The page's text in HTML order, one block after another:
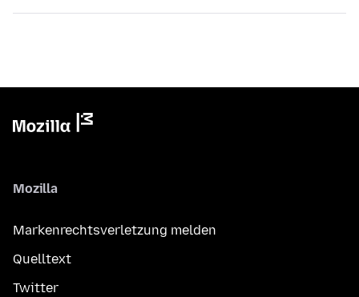
Mozilla
Markenrechtsverletzung melden
Quelltext
Twitter